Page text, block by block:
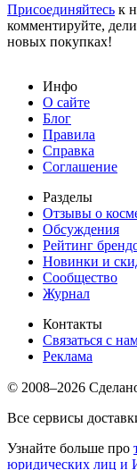
Присоединяйтесь к
комментируйте,
новых покупках!
Инфо
О сайте
Блог
Правила
Справка
Соглашение
Разделы
Отзывы о
Обсуждения
Рейтинг
Новинки и
Сообщество
Журнал
Контакты
Связаться с
Реклама
© 2008–2026
Все сервисы
Узнайте больше про
юридических лиц и